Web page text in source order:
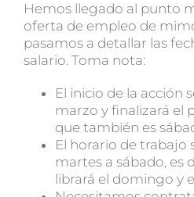
Hemos llegado al punto
oferta de empleo de
pasamos a detallar las
salario. Toma nota:
El inicio de la acción
marzo y finalizará el
que también es
El horario de trabajo
martes a sábado, es
librará el domingo y